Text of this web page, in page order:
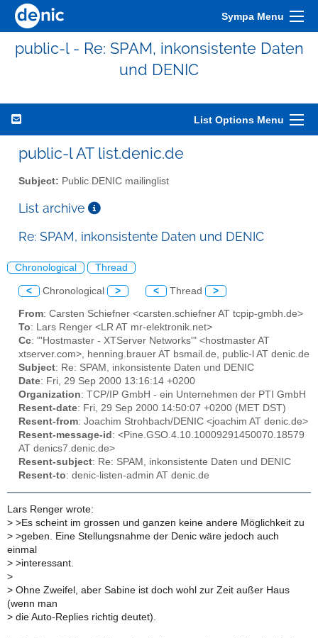
Sympa Menu
public-l - Re: SPAM, inkonsistente Daten
und DENIC
List Options Menu
public-l AT list.denic.de
Subject: Public DENIC mailinglist
List archive
Re: SPAM, inkonsistente Daten und DENIC
Chronological Thread
< Chronological > < Thread >
From: Carsten Schiefner <carsten.schiefner AT tcpip-gmbh.de>
To: Lars Renger <LR AT mr-elektronik.net>
Cc: "'Hostmaster - XTServer Networks'" <hostmaster AT
xtserver.com>, henning.brauer AT bsmail.de, public-l AT denic.de
Subject: Re: SPAM, inkonsistente Daten und DENIC
Date: Fri, 29 Sep 2000 13:16:14 +0200
Organization: TCP/IP GmbH - ein Unternehmen der PTI GmbH
Resent-date: Fri, 29 Sep 2000 14:50:07 +0200 (MET DST)
Resent-from: Joachim Strohbach/DENIC <joachim AT denic.de>
Resent-message-id : <Pine.GSO.4.10.10009291450070.18579
AT denics7.denic.de>
Resent-subject: Re: SPAM, inkonsistente Daten und DENIC
Resent-to: denic-listen-admin AT denic.de
Lars Renger wrote:
> >Es scheint im grossen und ganzen keine andere Möglichkeit zu
> >geben. Eine Stellungsnahme der Denic wäre jedoch auch
einmal
> >interessant.
>
> Ohne Zweifel, aber Sabine ist doch wohl zur Zeit außer Haus
(wenn man
> die Auto-Replies richtig deutet).